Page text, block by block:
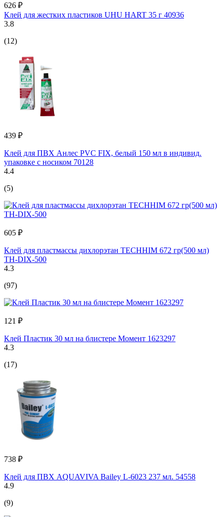
626 ₽
Клей для жестких пластиков UHU HART 35 г 40936
3.8
(12)
439 ₽
Клей для ПВХ Анлес PVC FIX, белый 150 мл в индивид.
упаковке с носиком 70128
4.4
(5)
605 ₽
Клей для пластмассы дихлорэтан TECHHIM 672 гр(500 мл)
TH-DIX-500
4.3
(97)
121 ₽
Клей Пластик 30 мл на блистере Момент 1623297
4.3
(17)
738 ₽
Клей для ПВХ AQUAVIVA Bailey L-6023 237 мл. 54558
4.9
(9)